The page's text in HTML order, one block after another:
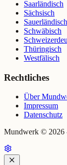
Saarländisch
Sächsisch
Sauerländisch
Schwäbisch
Thüringisch
Westfälisch
Rechtliches
Über
Impressum
Datenschutz
Mundwerk © 2026